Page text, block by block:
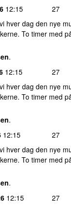
12:15
27
hver dag den nye
To timer med
.
12:15
27
hver dag den nye
To timer med
.
12:15
27
hver dag den nye
To timer med
.
12:15
27